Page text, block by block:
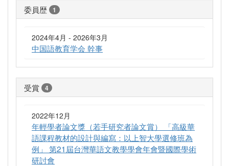
委員歴 1
2024年4月 - 2026年3月
中国語教育学会 幹事
受賞 4
2022年12月
年輕學者論文獎（若手研究者論文賞） 「高級華
語課程教材的設計與編寫：以上智大學選修班為
例」 第21屆台灣華語文教學學會年會暨國際學術
研討會